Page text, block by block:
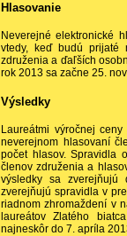
Hlasovanie
Neverejné elektronické
vtedy, keď budú prijaté
združenia a ďaľších
rok 2013 sa začne 25.
Výsledky
Laureátmi výročnej
neverejnom hlasovaní
počet hlasov. Spravidla
členov združenia a
výsledky sa zverejňujú
zverejňujú spravidla v
riadnom zhromaždení v
laureátov Zlatého
najneskôr do 7. apríla